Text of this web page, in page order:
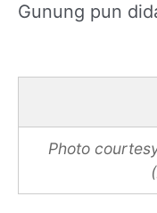
Gunung pun
Photo